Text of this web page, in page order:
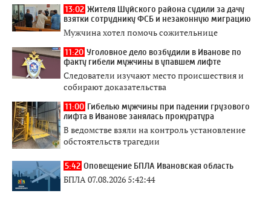
13:02 Жителя Шуйского района судили за дачу
взятки сотруднику ФСБ и незаконную миграцию
Мужчина хотел помочь сожительнице
11:20 Уголовное дело возбудили в Иванове по
факту гибели мужчины в упавшем лифте
Следователи изучают место происшествия и
собирают доказательства
11:00 Гибелью мужчины при падении грузового
лифта в Иванове занялась прокуратура
В ведомстве взяли на контроль установление
обстоятельств трагедии
5:42 Оповещение БПЛА Ивановская область
БПЛА 07.08.2026 5:42:44